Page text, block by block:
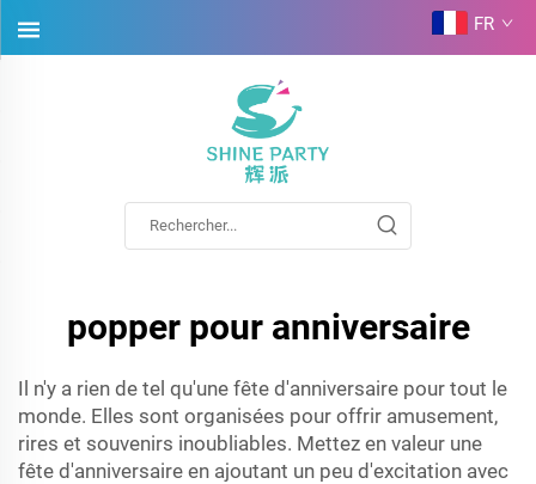
FR
popper pour anniversaire
Il n'y a rien de tel qu'une fête d'anniversaire pour tout le
monde. Elles sont organisées pour offrir amusement,
rires et souvenirs inoubliables. Mettez en valeur une
fête d'anniversaire en ajoutant un peu d'excitation avec